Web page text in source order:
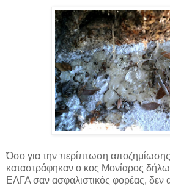
Όσο για την περίπτωση
καταστράφηκαν ο κος Μονίαρος
ΕΛΓΑ σαν ασφαλιστικός φορέας, δεν